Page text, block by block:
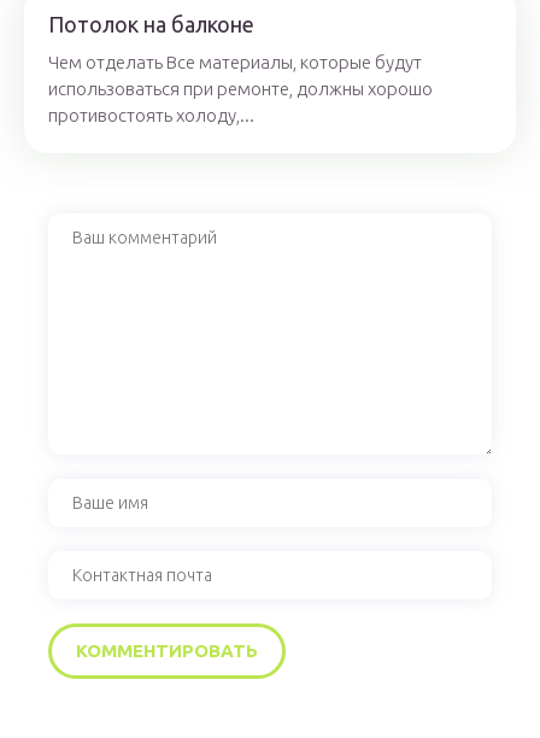
Потолок на балконе
Чем отделать Все материалы, которые будут
использоваться при ремонте, должны хорошо
противостоять холоду,...